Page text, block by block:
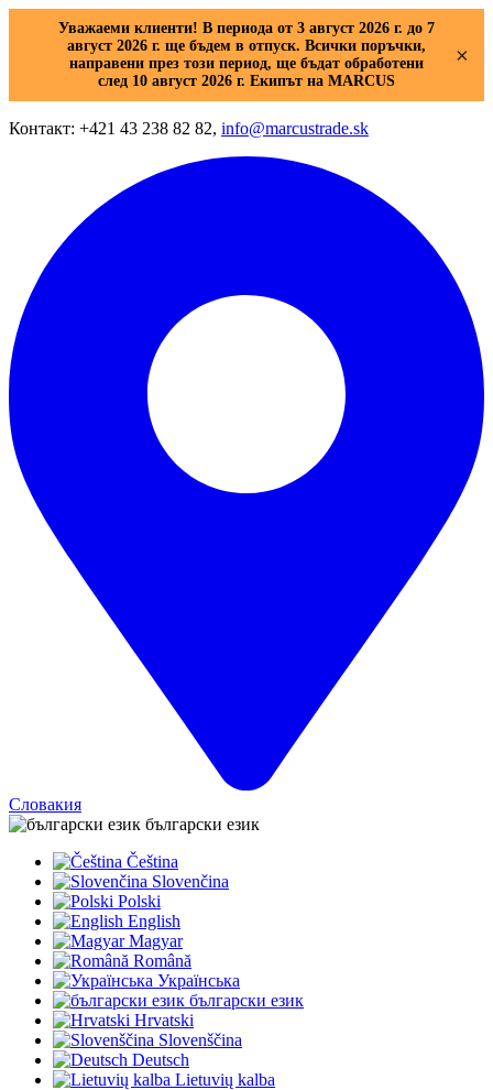
Уважаеми клиенти! В периода от 3 август 2026 г. до 7
август 2026 г. ще бъдем в отпуск. Всички поръчки,
направени през този период, ще бъдат обработени
след 10 август 2026 г. Екипът на MARCUS
×
Контакт: +421 43 238 82 82, info@marcustrade.sk
Словакия
български език
Čeština
Slovenčina
Polski
English
Magyar
Română
Українська
български език
Hrvatski
Slovenščina
Deutsch
Lietuvių kalba